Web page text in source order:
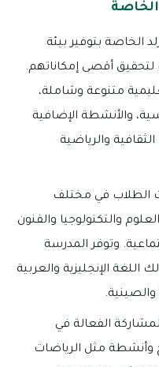
الخاصة بتوفير بيئة
أقصى إمكاناتهم.
متنوعة وشاملة،
والأنشطة الإضافية
والرياضية
الطلاب في مختلف
والتكنولوجيا والفنون
وتوفر المدرسة
اللغة الإنجليزية والعربية
والصينية.
الفعالة في
وأنشطة مثل الرياضات